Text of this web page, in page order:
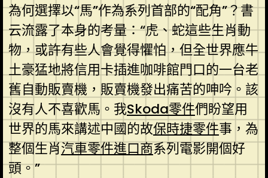
為何選擇以“馬”作為系列首部的“配角”？書
云流露了本身的考量：“虎、蛇這些生肖動
物，或許有些人會覺得懼怕，但全世界應牛
土豪猛地將信用卡插進咖啡館門口的一台老
舊自動販賣機，販賣機發出痛苦的呻吟。該
沒有人不喜歡馬。我Skoda零件們盼望用
世界的馬來講述中國的故保時捷零件事，為
整個生肖汽車零件進口商系列電影開個好
頭。”